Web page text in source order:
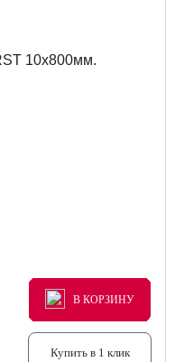
В КОРЗИНУ
В КОРЗИНУ
В КОРЗИНУ
Купить в 1 клик